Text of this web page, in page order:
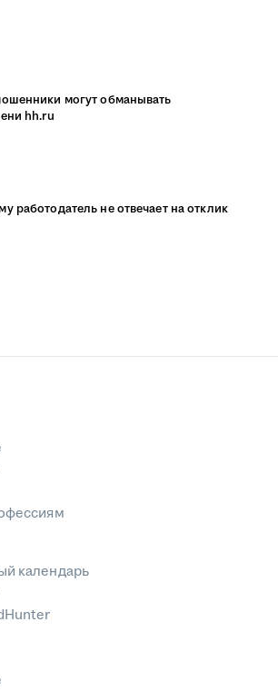
могут обманывать
hh.ru
работодатель не отвечает на отклик
календарь